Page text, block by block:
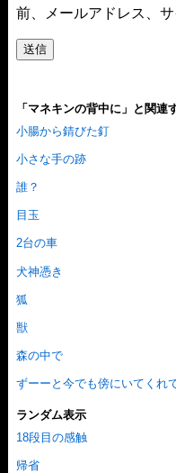
前、メールアドレス、サ
「マネキンの背中に」と関連
小腸から錆びた釘
小さな手の跡
誰？
目玉
2台の車
犬神憑き
狐
獣
森の中で
ずーーと今でも傍にいてくれ
ランダム表示
18段目の感触
帰省